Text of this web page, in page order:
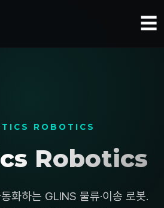
☰
ROBOTICS
Robotics
화하는 GLINS 물류·이송 로봇.